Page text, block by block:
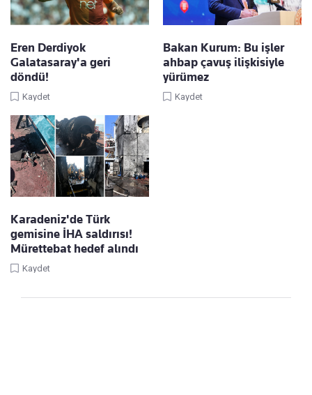
Eren Derdiyok
Galatasaray'a geri
döndü!
Kaydet
Bakan Kurum: Bu işler
ahbap çavuş ilişkisiyle
yürümez
Kaydet
Karadeniz'de Türk
gemisine İHA saldırısı!
Mürettebat hedef alındı
Kaydet